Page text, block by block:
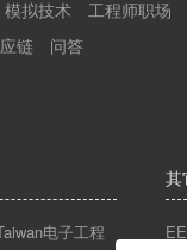
模拟技术
工程师职场
链 问答
电子工程
其